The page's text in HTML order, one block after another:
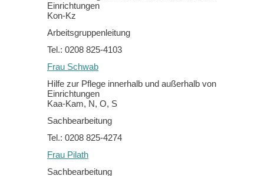
Einrichtungen
Kon-Kz
Arbeitsgruppenleitung
Tel.: 0208 825-4103
Frau Schwab
Hilfe zur Pflege innerhalb und außerhalb von
Einrichtungen
Kaa-Kam, N, O, S
Sachbearbeitung
Tel.: 0208 825-4274
Frau Pilath
Sachbearbeitung